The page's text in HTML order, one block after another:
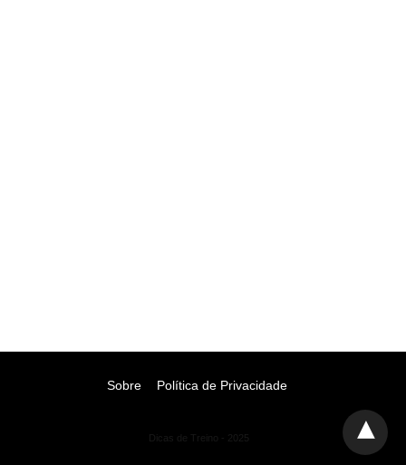
Sobre Política de Privacidade
Dicas de Treino - 2025